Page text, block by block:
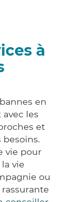
à
en
les
et
besoins.
vie pour
vie
ou